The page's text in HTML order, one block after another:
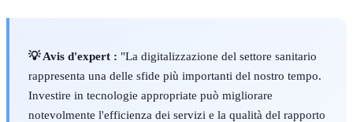
💡 Avis d'expert : "La digitalizzazione del settore sanitario
rappresenta una delle sfide più importanti del nostro tempo.
Investire in tecnologie appropriate può migliorare
notevolmente l'efficienza dei servizi e la qualità del rapporto